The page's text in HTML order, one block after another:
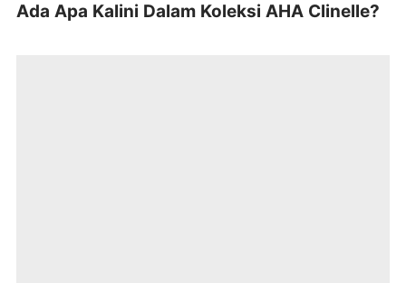
Ada Apa Kalini Dalam Koleksi AHA Clinelle?